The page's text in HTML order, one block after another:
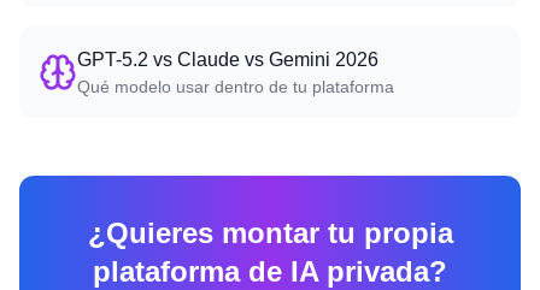
GPT-5.2 vs Claude vs Gemini 2026
Qué modelo usar dentro de tu plataforma
¿Quieres montar tu propia
plataforma de IA privada?